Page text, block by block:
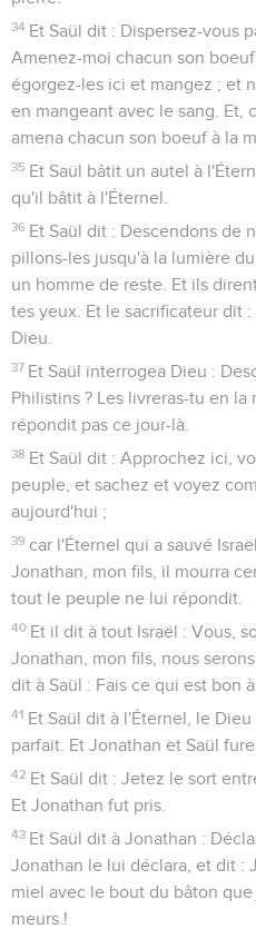
34 Et Saül dit : Dispersez-vous
Amenez-moi chacun son
égorgez-les ici et mangez ; et
en mangeant avec le sang.
amena chacun son boeuf à la
35 Et Saül bâtit un autel à
qu'il bâtit à l'Éternel.
36 Et Saül dit : Descendons de
pillons-les jusqu'à la lumière
un homme de reste. Et ils
tes yeux. Et le sacrificateur dit
Dieu.
37 Et Saül interrogea Dieu :
Philistins ? Les livreras-tu en la
répondit pas ce jour-là.
38 Et Saül dit : Approchez ici,
peuple, et sachez et voyez
aujourd'hui ;
39 car l'Éternel qui a sauvé
Jonathan, mon fils, il mourra
tout le peuple ne lui répondit.
40 Et il dit à tout Israël : Vous,
Jonathan, mon fils, nous
dit à Saül : Fais ce qui est bon
41 Et Saül dit à l'Éternel, le
parfait. Et Jonathan et Saül
42 Et Saül dit : Jetez le sort
Et Jonathan fut pris.
43 Et Saül dit à Jonathan :
Jonathan le lui déclara, et dit :
miel avec le bout du bâton
meurs !